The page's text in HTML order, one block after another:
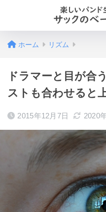
ホーム リズム
ドラマーと目が合
ストも合わせると
2015年12月7日 2020